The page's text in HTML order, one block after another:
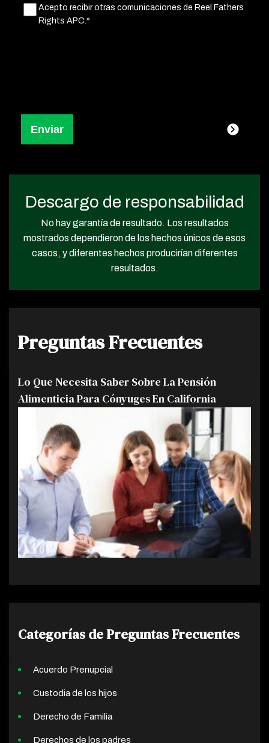
Untitled(Obligatorio)
Acepto recibir otras comunicaciones de Reel Fathers
Rights APC.*
Descargo de responsabilidad
No hay garantía de resultado. Los resultados
mostrados dependieron de los hechos únicos de esos
casos, y diferentes hechos producirían diferentes
resultados.
Preguntas Frecuentes
Lo Que Necesita Saber Sobre La Pensión
Alimenticia Para Cónyuges En California
Categorías de Preguntas Frecuentes
Acuerdo Prenupcial
Custodia de los hijos
Derecho de Familia
Derechos de los padres